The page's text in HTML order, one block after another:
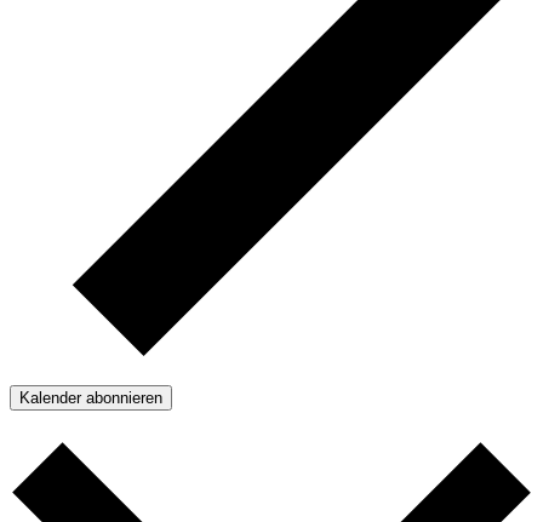
Kalender abonnieren